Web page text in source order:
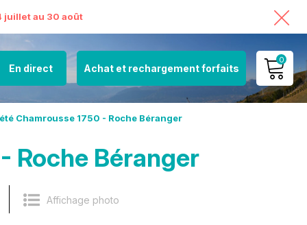
juillet au 30 août
En direct Achat et rechargement forfaits
0
MON COMPTE
Chamrousse 1750 - Roche Béranger
Roche Béranger
Affichage photo